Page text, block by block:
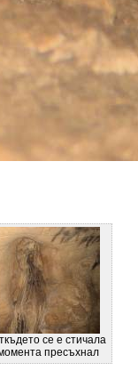
се е стичала
пресъхнал